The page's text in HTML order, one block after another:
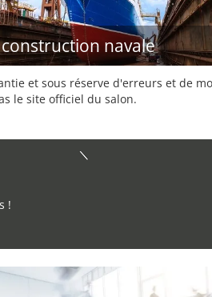
construction navale
et sous réserve d'erreurs et de
le site officiel du salon.
!